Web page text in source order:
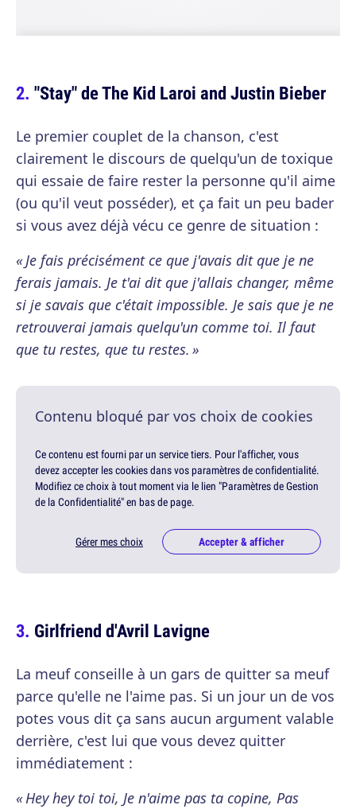
"Stay" de The Kid Laroi and Justin Bieber
Le premier couplet de la chanson, c'est
clairement le discours de quelqu'un de toxique
qui essaie de faire rester la personne qu'il aime
(ou qu'il veut posséder), et ça fait un peu bader
si vous avez déjà vécu ce genre de situation :
« Je fais précisément ce que j'avais dit que je ne
ferais jamais. Je t'ai dit que j'allais changer, même
si je savais que c'était impossible. Je sais que je ne
retrouverai jamais quelqu'un comme toi. Il faut
que tu restes, que tu restes. »
Contenu bloqué par vos choix de cookies
Ce contenu est fourni par un service tiers. Pour l'afficher, vous
devez accepter les cookies dans vos paramètres de confidentialité.
Modifiez ce choix à tout moment via le lien "Paramètres de Gestion
de la Confidentialité" en bas de page.
Gérer mes choix Accepter & afficher
Girlfriend d'Avril Lavigne
La meuf conseille à un gars de quitter sa meuf
parce qu'elle ne l'aime pas. Si un jour un de vos
potes vous dit ça sans aucun argument valable
derrière, c'est lui que vous devez quitter
immédiatement :
« Hey hey toi toi, Je n'aime pas ta copine, Pas